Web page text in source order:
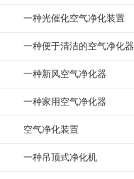
一种光催化空气净化装置
一种便于清洁的空气净化器
一种新风空气净化器
一种家用空气净化器
空气净化装置
一种吊顶式净化机